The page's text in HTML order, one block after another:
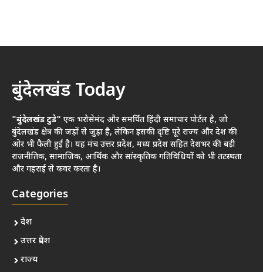
बुंदेलखंड Today
"बुंदेलखंड टुडे" एक भरोसेमंद और समर्पित हिंदी समाचार पोर्टल है, जो
बुंदेलखंड क्षेत्र की जड़ों से जुड़ा है, लेकिन इसकी दृष्टि पूरे राज्य और देश की
ओर भी फैली हुई है। यह मंच उत्तर प्रदेश, मध्य प्रदेश सहित देशभर की बड़ी
राजनीतिक, सामाजिक, आर्थिक और सांस्कृतिक गतिविधियों को भी तटस्थता
और गहराई से कवर करता है।
Categories
देश
उत्तर प्रदेश
राज्य